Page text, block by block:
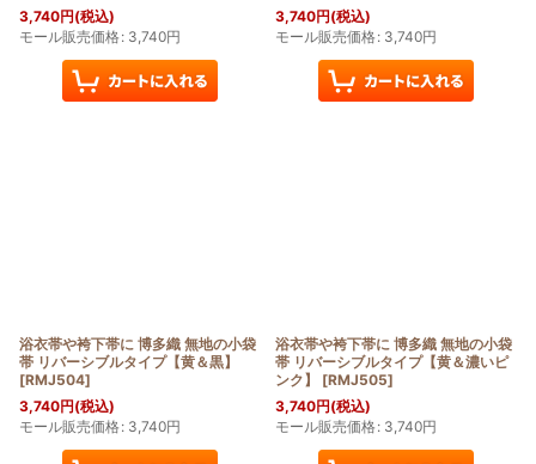
3,740円(税込)
モール販売価格: 3,740円
3,740円(税込)
モール販売価格: 3,740円
浴衣帯や袴下帯に 博多織 無地の小袋
帯 リバーシブルタイプ【黄＆黒】
[RMJ504]
3,740円(税込)
モール販売価格: 3,740円
浴衣帯や袴下帯に 博多織 無地の小袋
帯 リバーシブルタイプ【黄＆濃いピ
ンク】
[RMJ505]
3,740円(税込)
モール販売価格: 3,740円